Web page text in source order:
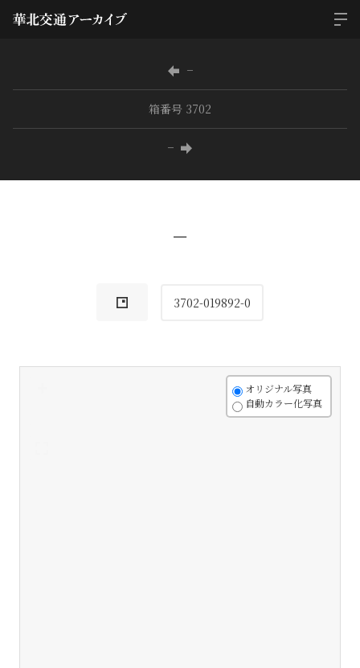
−
箱番号 3702
−
−
3702-019892-0
オリジナル写真
自動カラー化写真